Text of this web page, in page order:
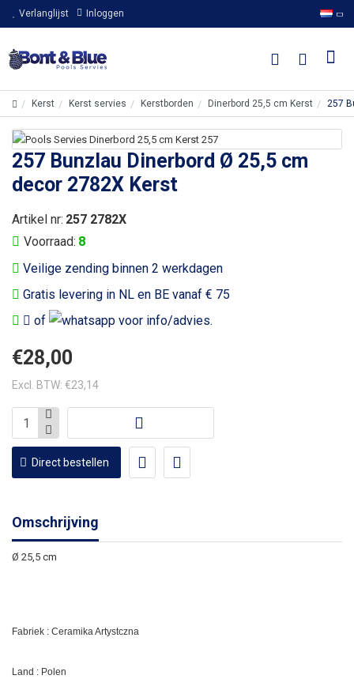
Verlanglijst Inloggen
Kerst Kerst servies Kerstborden Dinerbord 25,5 cm Kerst 257
257 Bunzlau Dinerbord Ø 25,5 cm
decor 2782X Kerst
Veilige zending binnen 2 werkdagen
Gratis levering in NL en BE vanaf € 75
of
voor info/advies.
Voorraad: 8
Artikel nr: 257 2782X
€28,00
Excl. BTW: €23,14
Direct bestellen
Omschrijving
Ø 25,5 cm
Fabriek : Ceramika Artystczna
Land : Polen